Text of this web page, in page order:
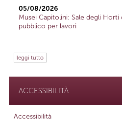
05/08/2026
Musei Capitolini: Sale degli
pubblico per lavori
leggi tutto
ACCESSIBILITÀ
Accessibilità